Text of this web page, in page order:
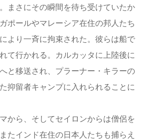
まさにその瞬間を待ち受けていたか
ポールやマレーシア在住の邦人たち
より一斉に拘束された。彼らは船で
て行かれる。カルカッタに上陸後に
と移送され、プラーナー・キラーの
抑留者キャンプに入れられることに
から、そしてセイロンからは僧侶を
たインド在住の日本人たちも捕らえ